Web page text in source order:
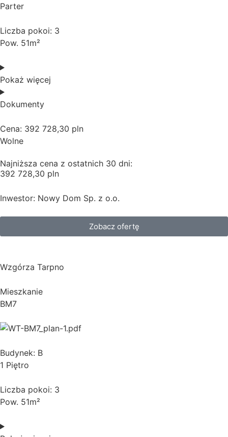
Parter
Liczba pokoi: 3
Pow. 51m²
Pokaż więcej
Dokumenty
Cena: 392 728,30 pln
Wolne
Najniższa cena z ostatnich 30 dni:
392 728,30 pln
Inwestor: Nowy Dom Sp. z o.o.
Zobacz ofertę
Wzgórza Tarpno
Mieszkanie
BM7
Budynek: B
1 Piętro
Liczba pokoi: 3
Pow. 51m²